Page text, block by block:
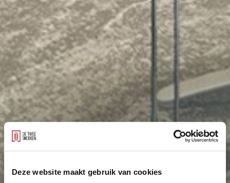
Deze website maakt gebruik van cookies